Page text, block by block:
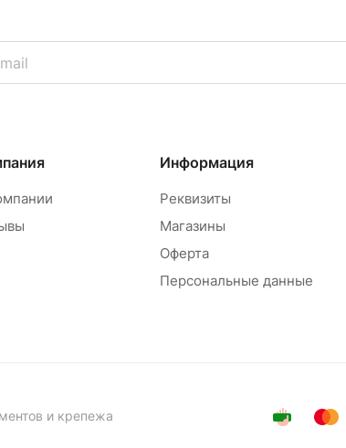
Информация
Реквизиты
Магазины
Оферта
Персональные данные
и крепежа